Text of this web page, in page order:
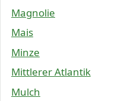
Magnolie
Mais
Minze
Mittlerer Atlantik
Mulch